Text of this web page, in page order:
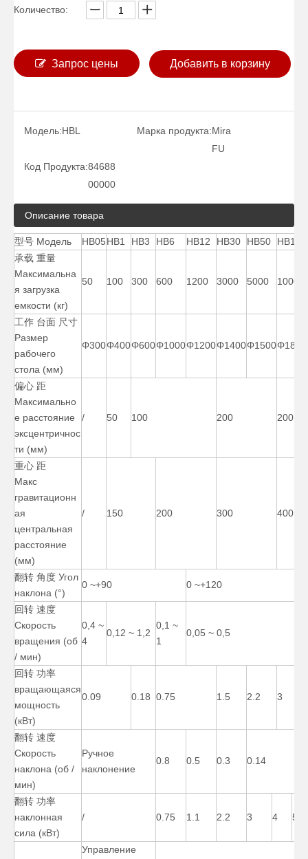
Горизонтальный прецизионный сварочный манипулятор 40000 фунтов Ручной вращающийся сварочный позиционер на 40000 фунтов
Количество:
Запрос цены Добавить в корзину
Модель:HBL Марка продукта:Mira
FU
Код Продукта:84688
00000
Описание товара
型号 Модель HB05HB1 HB3 HB6 HB12 HB30 HB50 HB100
承载 重量
Максимальна
я загрузка
емкости (кг)
50 100 300 600 1200 3000 5000 10000
工作 台面 尺寸
Размер
рабочего
стола (мм)
Φ300Φ400Φ600Φ1000Φ1200Φ1400Φ1500Φ1800
偏心 距
Максимально
е расстояние
эксцентричнос
ти (мм)
/ 50 100 200 200
重心 距
Макс
гравитационн
ая
центральная
расстояние
(мм)
/ 150 200 300 400
翻转 角度 Угол
наклона (°)
0 ~+90 0 ~+120
回转 速度
Скорость
вращения (об
/ мин)
0,4 ~
4
0,12 ~ 1,2
0,1 ~
1
0,05 ~ 0,5
回转 功率
вращающаяся
мощность
(кВт)
0.09 0.18 0.75 1.5 2.2 3
翻转 速度
Скорость
наклона (об /
мин)
Ручное
наклонение
0.8 0.5 0.3 0.14
翻转 功率
наклонная
сила (кВт)
/ 0.75 1.1 2.2 3 4 5.5
Управление